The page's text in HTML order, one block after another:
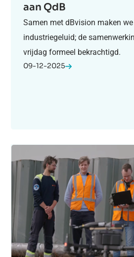
aan QdB
Samen met dBvision maken
industriegeluid; de
vrijdag formeel bekrachtigd.
09-12-2025